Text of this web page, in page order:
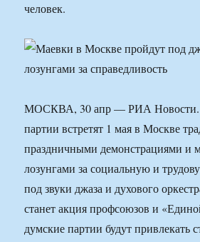
человек.
МОСКВА, 30 апр — РИА Новости.
партии встретят 1 мая в Москве
праздничными демонстрациями и
лозунгами за социальную и
под звуки джаза и духового
станет акция профсоюзов и
думские партии будут привлекать